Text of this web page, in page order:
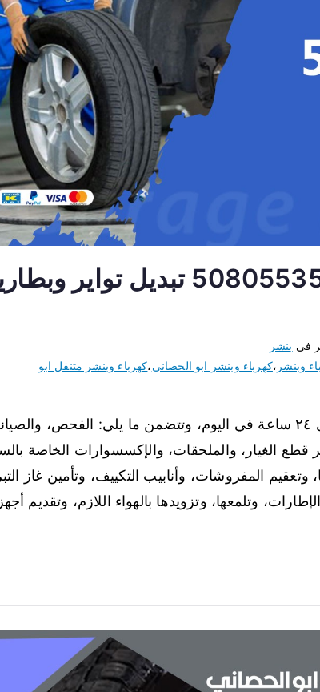
بنشر متنقل ابو الحصاني 50805535 تبديل
في بنشر
وبنشر ،كهرباء وبنشر ابو الحصاني،كهرباء وبنشر متنقل ابو
يقدم فني بنشر ابو الحصاني خدماته على مدى ٢٤ ساعة في اليوم، وتتضمن ما يلي: الفحص،
قطع الغيار، والملحقات، والإكسسوارات الخاصة
المفروشات، وأنابيب التكييف، وتأمين غاز
وتلمعها، وتزويدها بالهواء اللازم، وتقديم